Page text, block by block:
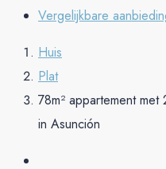
Vergelijkbare
Huis
Plat
78m² appartement
in Asunción